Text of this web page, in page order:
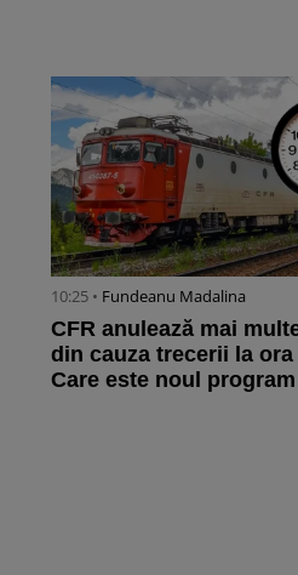
10:25 • Fundeanu Madalina
CFR anulează mai
din cauza trecerii la ora
Care este noul program